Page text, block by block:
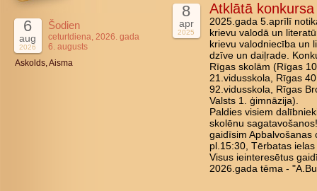
6
aug
2026
Šodien
ceturtdiena, 2026. gada
6. augusts
Askolds, Aisma
8
apr
2025
Atklātā
2025.gada 5.aprīlī
krievu valodā un
krievu valodniecība un
dzīve un daiļrade.
Rīgas skolām (Rīgas
21.vidusskola, Rīgas
92.vidusskola, Rīgas
Valsts 1. ģimnāzija).
Paldies visiem
skolēnu
gaidīsim
pl.15:30, Tērbatas
Visus ieinteresētus
2026.gada tēma -